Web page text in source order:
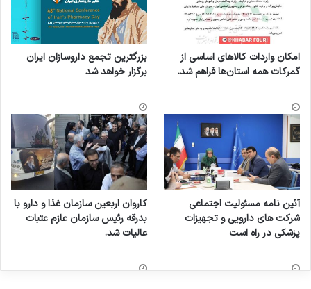
امکان واردات کالاهای اساسی از
گمرکات همه استان‌ها فراهم شد.
بزرگترین تجمع داروسازان ایران
برگزار خواهد شد
آئین نامه مسئولیت اجتماعی
شرکت های دارویی و تجهیزات
پزشکی در راه است
کاروان اربعین سازمان غذا و دارو با
بدرقه رئیس سازمان عازم عتبات
عالیات شد.